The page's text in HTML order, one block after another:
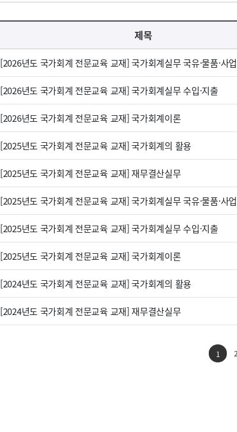
제목
[2026년도 국가회계 전문교육 교재] 국가회계실무 국유·물품·사업
[2026년도 국가회계 전문교육 교재] 국가회계실무 수입·지출
[2026년도 국가회계 전문교육 교재] 국가회계이론
[2025년도 국가회계 전문교육 교재] 국가회계의 활용
[2025년도 국가회계 전문교육 교재] 재무결산실무
[2025년도 국가회계 전문교육 교재] 국가회계실무 국유·물품·사업
[2025년도 국가회계 전문교육 교재] 국가회계실무 수입·지출
[2025년도 국가회계 전문교육 교재] 국가회계이론
[2024년도 국가회계 전문교육 교재] 국가회계의 활용
[2024년도 국가회계 전문교육 교재] 재무결산실무
1 2